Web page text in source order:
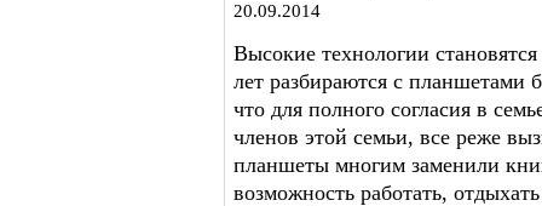
20.09.2014
Высокие технологии
лет разбираются с планшетами
что для полного согласия в
членов этой семьи, все реже
планшеты многим заменили
возможность работать,